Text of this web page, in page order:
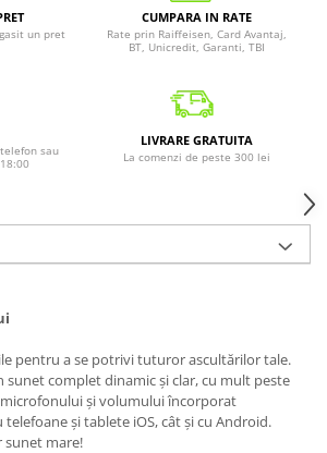
un pret
CUMPARA IN RATE
Rate prin Raiffeisen, Card Avantaj,
BT, Unicredit, Garanti, TBI
sau
LIVRARE GRATUITA
La comenzi de peste 300 lei
pentru a se potrivi tuturor ascultărilor tale.
sunet complet dinamic și clar, cu mult peste
și volumului încorporat
și tablete iOS, cât și cu Android.
sunet mare!